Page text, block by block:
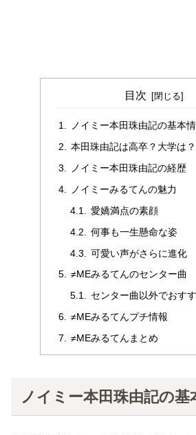
目次
ノイミー本田珠由記の基本
本田珠由記は高卒？大学は？
ノイミー本田珠由記の経歴
ノイミーみるてんの魅力
愛嬌満点の素顔
何事も一生懸命な姿
可愛い声がさらに進化
≠MEみるてんのセンター曲
センター曲以外でおす
≠MEみるてんプチ情報
≠MEみるてんまとめ
ノイミー本田珠由記の基